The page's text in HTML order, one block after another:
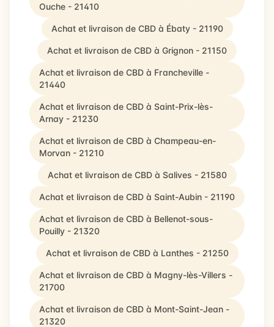
Ouche - 21410
Achat et livraison de CBD à Ébaty - 21190
Achat et livraison de CBD à Grignon - 21150
Achat et livraison de CBD à Francheville -
21440
Achat et livraison de CBD à Saint-Prix-lès-
Arnay - 21230
Achat et livraison de CBD à Champeau-en-
Morvan - 21210
Achat et livraison de CBD à Salives - 21580
Achat et livraison de CBD à Saint-Aubin - 21190
Achat et livraison de CBD à Bellenot-sous-
Pouilly - 21320
Achat et livraison de CBD à Lanthes - 21250
Achat et livraison de CBD à Magny-lès-Villers -
21700
Achat et livraison de CBD à Mont-Saint-Jean -
21320